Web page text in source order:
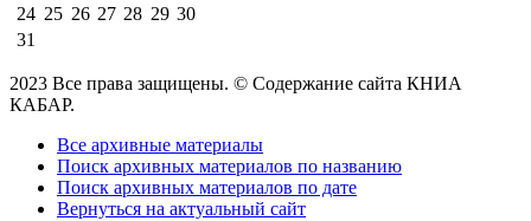
24 25 26 27 28 29 30
31
2023 Все права защищены. © Содержание сайта КНИА
КАБАР.
Все архивные материалы
Поиск архивных материалов по названию
Поиск архивных материалов по дате
Вернуться на актуальный сайт